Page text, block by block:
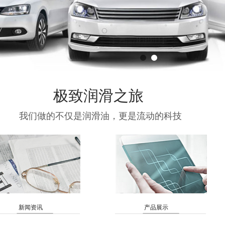
我们做的不仅是润滑油，更是流动的科技
极致润滑之旅
产品展示
新闻资讯